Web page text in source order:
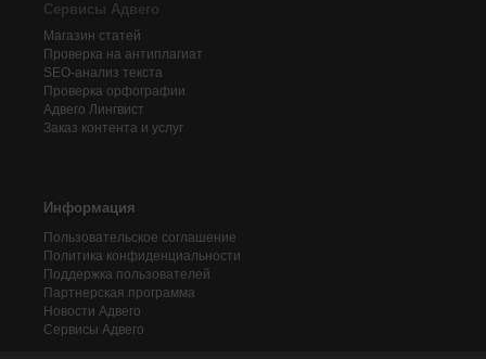
Сервисы Адвего
Магазин статей
Проверка на антиплагиат
SEO-анализ текста
Проверка орфографии
Адвего Лингвист
Заказ контента и услуг
Информация
Пользовательское соглашение
Политика конфиденциальности
Поддержка пользователей
Партнерская программа
Новости Адвего
Сервисы Адвего